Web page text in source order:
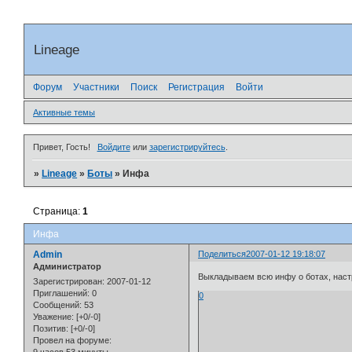
Lineage
Форум Участники Поиск Регистрация Войти
Активные темы
Привет, Гость! Войдитеили зарегистрируйтесь.
»Lineage »Боты »Инфа
Инфа
Страница:1
Поделиться2007-01-12 19:18:07
Admin
Администратор
Зарегистрирован: 2007-01-12
Приглашений: 0
Сообщений: 53
Уважение: [+0/-0]
Позитив: [+0/-0]
Провел на форуме:
Выкладываем всю инфу о ботах,
0